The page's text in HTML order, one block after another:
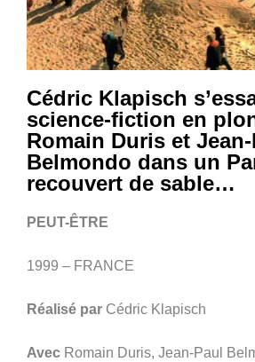
Cédric Klapisch
science-fiction en
Romain Duris et
Belmondo dans un
recouvert de sable…
PEUT-ÊTRE
1999 – FRANCE
Réalisé par Cédric Klapisch
Avec Romain Duris, Jean-Paul